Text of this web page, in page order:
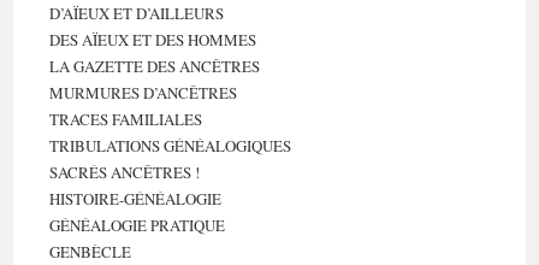
D’AÏEUX ET D’AILLEURS
DES AÏEUX ET DES HOMMES
LA GAZETTE DES ANCÊTRES
MURMURES D’ANCÊTRES
TRACES FAMILIALES
TRIBULATIONS GÉNÉALOGIQUES
SACRÉS ANCÊTRES !
HISTOIRE-GÉNÉALOGIE
GÉNÉALOGIE PRATIQUE
GENBÈCLE